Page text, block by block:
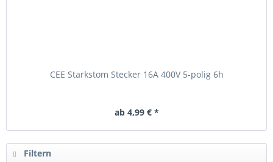
CEE Starkstom Stecker 16A 400V 5-polig 6h
ab 4,99 € *
Filtern